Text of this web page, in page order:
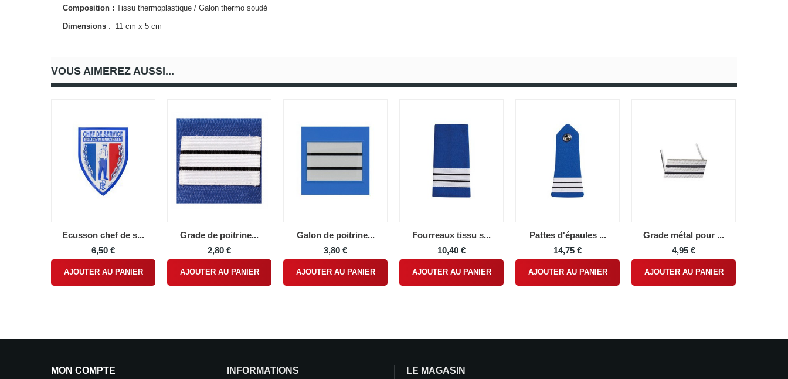
Composition : Tissu thermoplastique / Galon thermo soudé
Dimensions : 11 cm x 5 cm
VOUS AIMEREZ AUSSI...
Ecusson chef de s...
6,50 €
AJOUTER AU PANIER
Grade de poitrine...
2,80 €
AJOUTER AU PANIER
Galon de poitrine...
3,80 €
AJOUTER AU PANIER
Fourreaux tissu s...
10,40 €
AJOUTER AU PANIER
Pattes d'épaules ...
14,75 €
AJOUTER AU PANIER
Grade métal pour ...
4,95 €
AJOUTER AU PANIER
MON COMPTE INFORMATIONS LE MAGASIN